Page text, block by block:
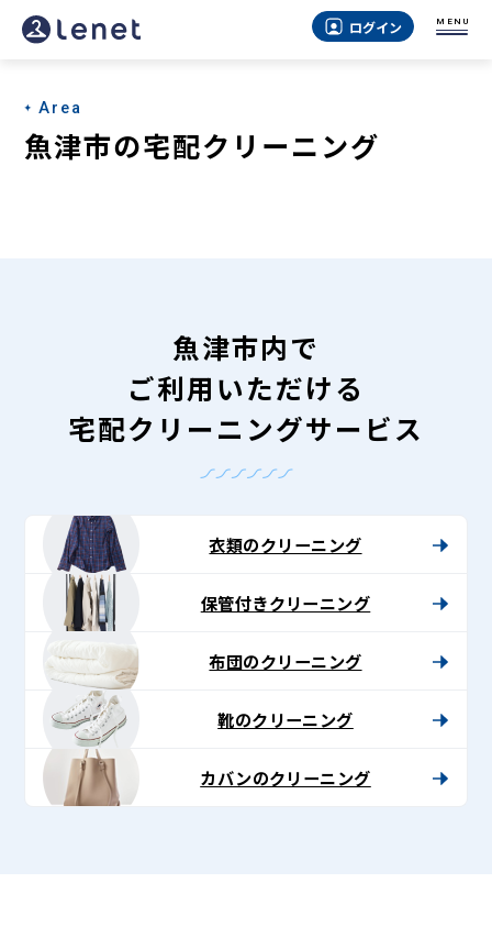
魚
市
の
Lenet〈リ
ト〉
ログイン MENU
Area
魚津市の宅配クリーニング
魚津市内で
ご利用いただける
宅配クリーニングサービス
衣類のクリーニング
保管付きクリーニング
布団のクリーニング
靴のクリーニング
カバンのクリーニング